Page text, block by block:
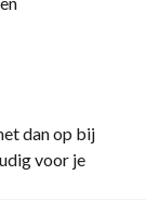
dan op bij
voor je